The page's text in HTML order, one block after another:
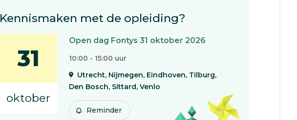
Kennismaken met de opleiding?
31
oktober
Open dag Fontys 31 oktober 2026
10:00 - 15:00 uur
Utrecht, Nijmegen, Eindhoven, Tilburg,
Den Bosch, Sittard, Venlo
Reminder